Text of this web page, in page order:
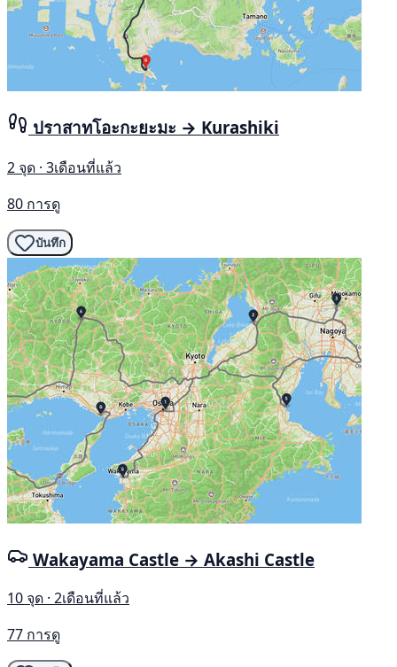
ปราสาทโอะกะยะมะ → Kurashiki
2 จุด · 3เดือนที่แล้ว
80 การดู
บันทึก
Wakayama Castle → Akashi Castle
10 จุด · 2เดือนที่แล้ว
77 การดู